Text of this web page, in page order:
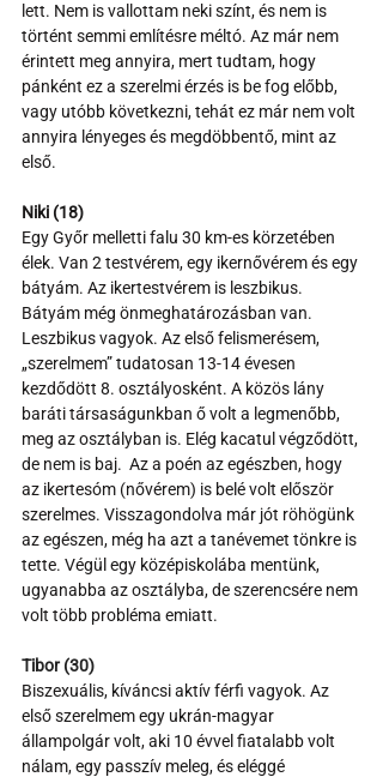
lett. Nem is vallottam neki színt, és nem is
történt semmi említésre méltó. Az már nem
érintett meg annyira, mert tudtam, hogy
pánként ez a szerelmi érzés is be fog előbb,
vagy utóbb következni, tehát ez már nem volt
annyira lényeges és megdöbbentő, mint az
első.
Niki (18)
Egy Győr melletti falu 30 km-es körzetében
élek. Van 2 testvérem, egy ikernővérem és egy
bátyám. Az ikertestvérem is leszbikus.
Bátyám még önmeghatározásban van.
Leszbikus vagyok. Az első felismerésem,
„szerelmem” tudatosan 13-14 évesen
kezdődött 8. osztályosként. A közös lány
baráti társaságunkban ő volt a legmenőbb,
meg az osztályban is. Elég kacatul végződött,
de nem is baj.  Az a poén az egészben, hogy
az ikertesóm (nővérem) is belé volt először
szerelmes. Visszagondolva már jót röhögünk
az egészen, még ha azt a tanévemet tönkre is
tette. Végül egy középiskolába mentünk,
ugyanabba az osztályba, de szerencsére nem
volt több probléma emiatt.
Tibor (30)
Biszexuális, kíváncsi aktív férfi vagyok. Az
első szerelmem egy ukrán-magyar
állampolgár volt, aki 10 évvel fiatalabb volt
nálam, egy passzív meleg, és eléggé